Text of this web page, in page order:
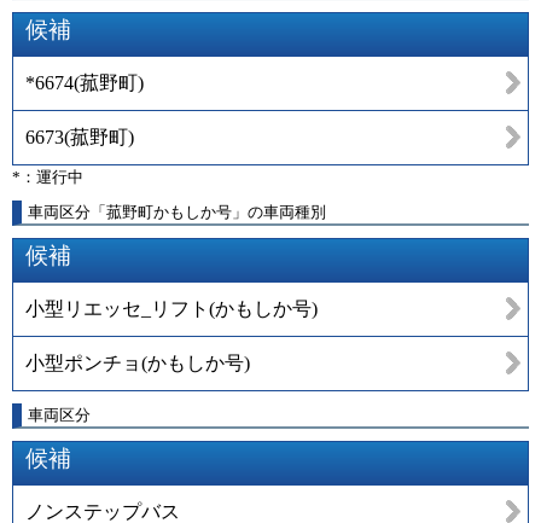
候補
*6674(菰野町)
6673(菰野町)
*：運行中
車両区分「菰野町かもしか号」の車両種別
候補
小型リエッセ_リフト(かもしか号)
小型ポンチョ(かもしか号)
車両区分
候補
ノンステップバス